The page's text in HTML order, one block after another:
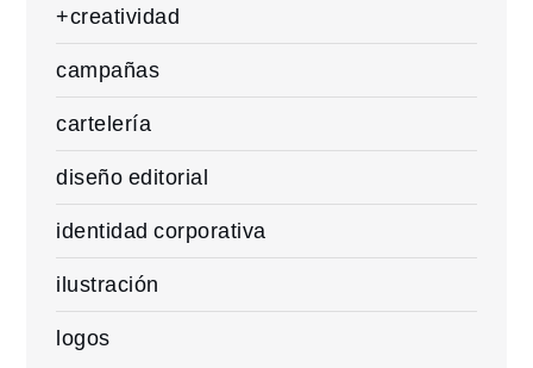
+creatividad
campañas
cartelería
diseño editorial
identidad corporativa
ilustración
logos